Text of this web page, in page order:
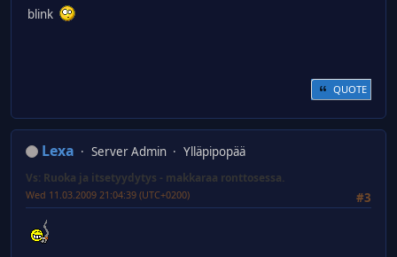
blink
QUOTE
Lexa Server Admin Ylläpipopää
Vs: Ruoka ja itsetyydytys - makkaraa ronttosessa.
#3
Wed 11.03.2009 21:04:39 (UTC+0200)